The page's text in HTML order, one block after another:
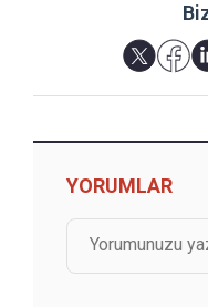
YORUMLAR